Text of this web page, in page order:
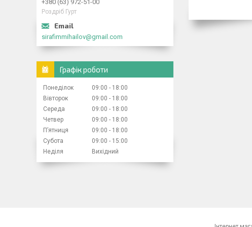
+380 (63) 972-51-00
Роздріб Гурт
sirafimmihailov@gmail.com
Графік роботи
Понеділок 09:00
18:00
Вівторок
09:00
18:00
Середа
09:00
18:00
Четвер
09:00
18:00
Пʼятниця
09:00
18:00
Субота
09:00
15:00
Неділя
Вихідний